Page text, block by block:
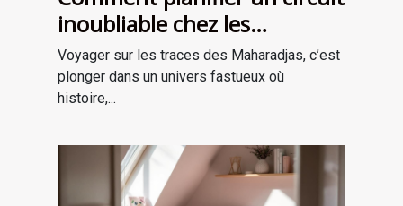
inoubliable chez les
Maharadjas ?
Voyager sur les traces des Maharadjas, c’est
plonger dans un univers fastueux où
histoire,...